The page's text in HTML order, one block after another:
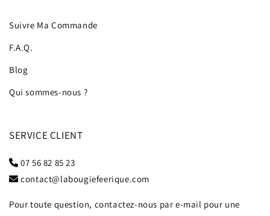
Suivre Ma Commande
F.A.Q.
Blog
Qui sommes-nous ?
SERVICE CLIENT
07 56 82 85 23
contact@labougiefeerique.com
Pour toute question, contactez-nous par e-mail pour une